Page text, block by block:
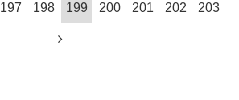
197 198 199 200 201 202 203